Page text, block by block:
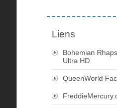
Liens
Bohemian
Ultra HD
QueenWorld